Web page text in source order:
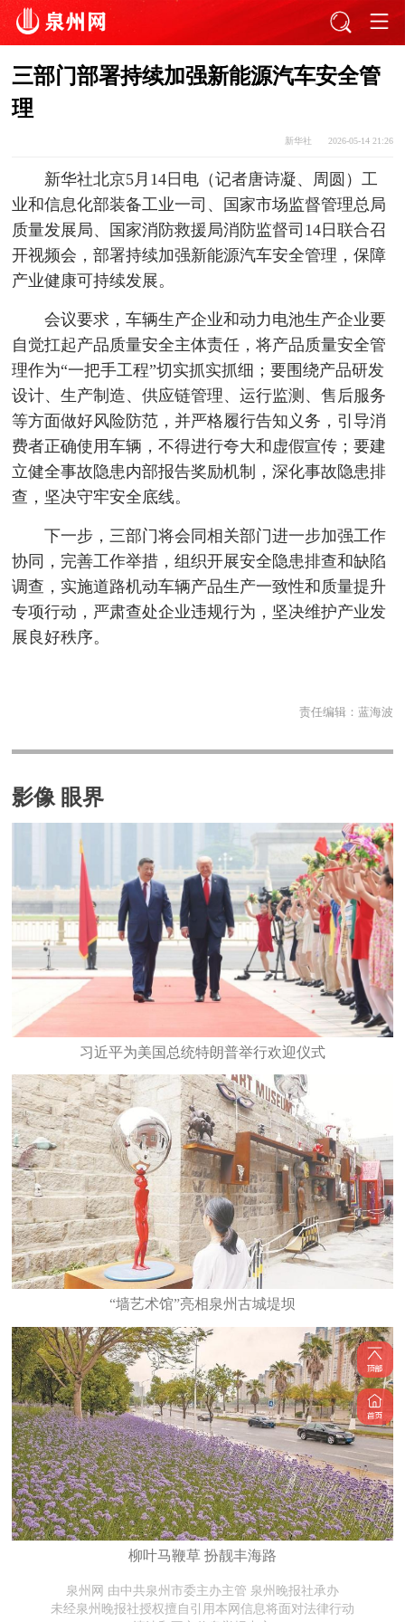
三部门部署持续加强新能源汽车安全管
理
新华社 2026-05-14 21:26
新华社北京5月14日电（记者唐诗凝、周圆）工
业和信息化部装备工业一司、国家市场监督管理总局
质量发展局、国家消防救援局消防监督司14日联合召
开视频会，部署持续加强新能源汽车安全管理，保障
产业健康可持续发展。
会议要求，车辆生产企业和动力电池生产企业要
自觉扛起产品质量安全主体责任，将产品质量安全管
理作为“一把手工程”切实抓实抓细；要围绕产品研发
设计、生产制造、供应链管理、运行监测、售后服务
等方面做好风险防范，并严格履行告知义务，引导消
费者正确使用车辆，不得进行夸大和虚假宣传；要建
立健全事故隐患内部报告奖励机制，深化事故隐患排
查，坚决守牢安全底线。
下一步，三部门将会同相关部门进一步加强工作
协同，完善工作举措，组织开展安全隐患排查和缺陷
调查，实施道路机动车辆产品生产一致性和质量提升
专项行动，严肃查处企业违规行为，坚决维护产业发
展良好秩序。
责任编辑： 蓝海波
影像 眼界
习近平为美国总统特朗普举行欢迎仪式
“墙艺术馆”亮相泉州古城堤坝
柳叶马鞭草 扮靓丰海路
泉州网 由中共泉州市委主办主管 泉州晚报社承办
未经泉州晚报社授权擅自引用本网信息将面对法律行动